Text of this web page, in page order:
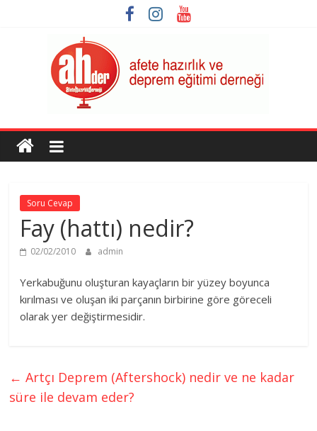
AHDER
Afete
ve
Deprem
Eğitimi
Derneği
Soru Cevap
Fay (hattı) nedir?
02/02/2010 admin
Yerkabuğunu oluşturan kayaçların bir yüzey boyunca
kırılması ve oluşan iki parçanın birbirine göre göreceli
olarak yer değiştirmesidir.
← Artçı Deprem (Aftershock) nedir ve ne kadar
süre ile devam eder?